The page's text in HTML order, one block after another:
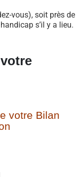
vous), soit près de
s’il y a lieu.
votre Bilan